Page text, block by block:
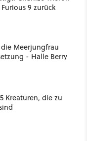
9 zurück
die Meerjungfrau
- Halle Berry
Kreaturen, die zu